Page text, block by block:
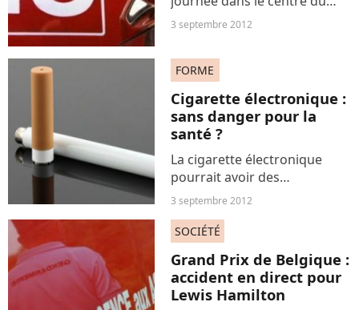
Portugal vers le district de
Santarem, des incendies se
personne ne parvienne à les
éteindre.
3 septembre 2012
FORME
Cigarette électronique :
sans danger pour la
santé ?
La cigarette électronique
pourrait avoir des
conséquences néfastes sur
les poumons, selon une
étude réalisée par des
chercheurs de l'Université
d'Athènes. Ces substituts
augmenteraient...
3 septembre 2012
SOCIÉTÉ
Grand Prix de Belgique :
accident en direct pour
Lewis Hamilton